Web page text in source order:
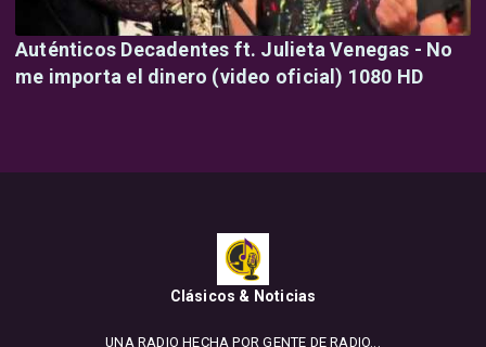
Auténticos Decadentes ft. Julieta Venegas - No
me importa el dinero (video oficial) 1080 HD
Clásicos & Noticias
UNA RADIO HECHA POR GENTE DE RADIO...